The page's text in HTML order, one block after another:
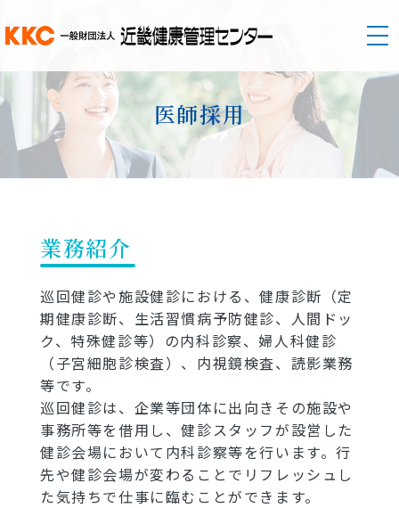
医師採用
業務紹介
巡回健診や施設健診における、健康診断（定
期健康診断、生活習慣病予防健診、人間ドッ
ク、特殊健診等）の内科診察、婦人科健診
（子宮細胞診検査）、内視鏡検査、読影業務
等です。
巡回健診は、企業等団体に出向きその施設や
事務所等を借用し、健診スタッフが設営した
健診会場において内科診察等を行います。行
先や健診会場が変わることでリフレッシュし
た気持ちで仕事に臨むことができます。